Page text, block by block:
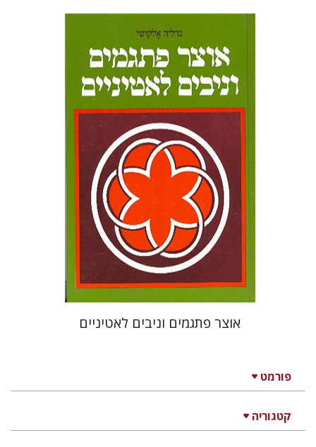
פורמט
קטגוריה
גדליה אלקושי
הנחת אתר ספר מודפס
$46
$41
אוצר פתגמים וניבים לאטיניים